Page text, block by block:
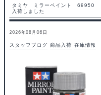
タミヤ ミラーペイント 69950
入荷しました
2026年08月06日
スタッフブログ 商品入荷 在庫情報